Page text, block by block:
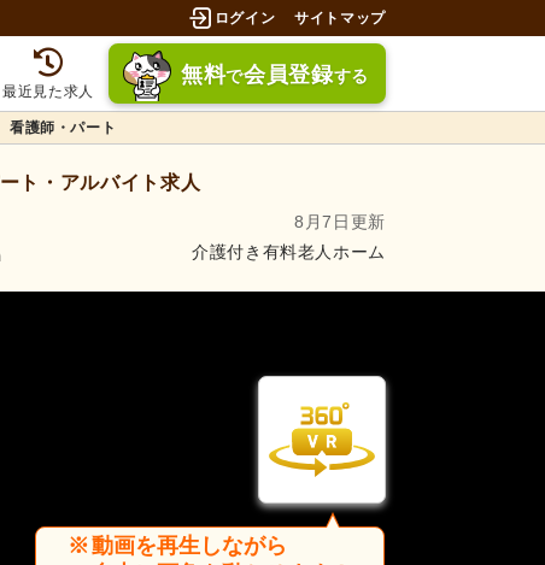
ログイン サイトマップ
最近見た求人
無料で会員登録する
看護師・パート
ト・アルバイト求人
8月7日更新
介護付き有料老人ホーム
動画を再生しながら